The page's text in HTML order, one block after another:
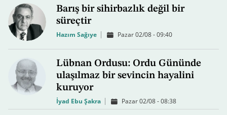
Barış bir sihirbazlık değil bir
süreçtir
Hazım Sağıye Pazar 02/08 - 09:40
Lübnan Ordusu: Ordu Gününde
ulaşılmaz bir sevincin hayalini
kuruyor
İyad Ebu Şakra Pazar 02/08 - 08:38